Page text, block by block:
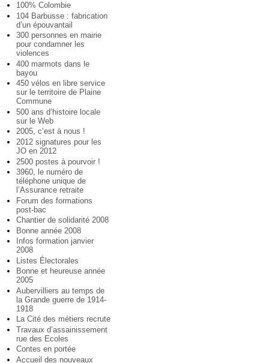
100% Colombie
104 Barbusse : fabrication
d’un épouvantail
300 personnes en mairie
pour condamner les
violences
400 marmots dans le
bayou
450 vélos en libre service
sur le territoire de Plaine
Commune
500 ans d’histoire locale
sur le Web
2005, c’est à nous !
2012 signatures pour les
JO en 2012
2500 postes à pourvoir !
3960, le numéro de
téléphone unique de
l’Assurance retraite
Forum des formations
post-bac
Chantier de solidarité 2008
Bonne année 2008
Infos formation janvier
2008
Listes Électorales
Bonne et heureuse année
2005
Aubervilliers au temps de
la Grande guerre de 1914-
1918
La Cité des métiers recrute
Travaux d’assainissement
rue des Ecoles
Contes en portée
Accueil des nouveaux